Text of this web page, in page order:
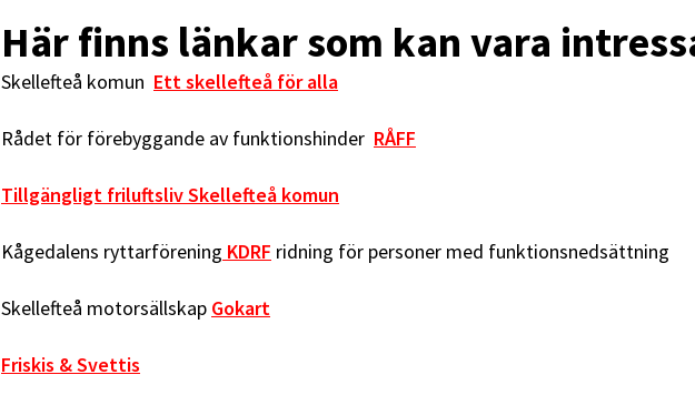
Här finns länkar som kan vara
Skellefteå komun Ett skellefteå för alla
Rådet för förebyggande av funktionshinder RÅFF
Tillgängligt friluftsliv Skellefteå komun
Kågedalens ryttarförening KDRF ridning för personer med funktionsnedsättning
Skellefteå motorsällskap Gokart
Friskis & Svettis